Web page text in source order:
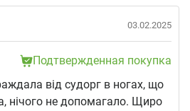
03.02.2025
Подтвержденная покупка
від судорг в ногах, що
нічого не допомагало. Щиро